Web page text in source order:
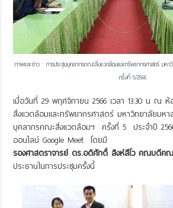
ภาพและข่าว : การประชุมบุคลากรคณะสิ่งแวดล้อมและทรัพยากรศาสตร์ มหา
ครั้งที่ 5/2566
เมื่อวันที่ 29 พฤศจิกายน 2566 เวลา 13.30 น ณ
สิ่งแวดล้อมและทรัพยากรศาสตร์ มหาวิทยาลัยมหา
บุคลากรคณะสิ่งแวดล้อมฯ ครั้งที่ 5 ประจำปี
ออนไลน์ Google Meet โดยมี
รองศาสตราจารย์ ดร.อดิศักดิ์ สิงห์สีโว คณบดีค
ประธานในการประชุมครั้งนี้